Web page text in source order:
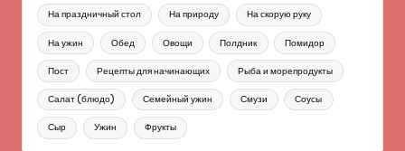
На праздничный стол На природу На скорую руку
На ужин Обед Овощи Полдник Помидор
Пост Рецепты для начинающих Рыба и морепродукты
Салат (блюдо) Семейный ужин Смузи Соусы
Сыр Ужин Фрукты